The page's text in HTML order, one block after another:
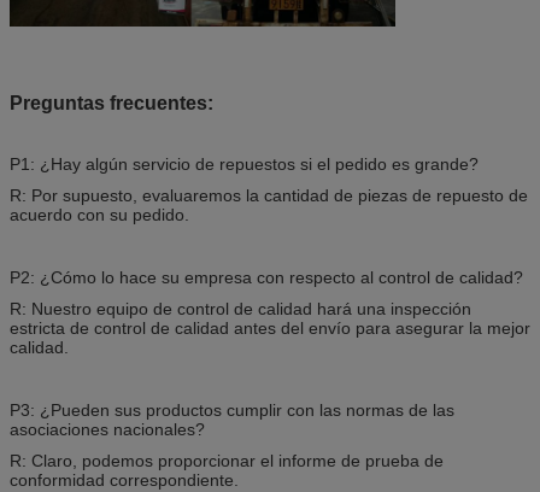
Preguntas frecuentes:
P1: ¿Hay algún servicio de repuestos si el pedido es grande?
R: Por supuesto, evaluaremos la cantidad de piezas de repuesto de
acuerdo con su pedido.
P2: ¿Cómo lo hace su empresa con respecto al control de calidad?
R: Nuestro equipo de control de calidad hará una inspección
estricta de control de calidad antes del envío para asegurar la mejor
calidad.
P3: ¿Pueden sus productos cumplir con las normas de las
asociaciones nacionales?
R: Claro, podemos proporcionar el informe de prueba de
conformidad correspondiente.